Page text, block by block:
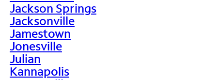
Jackson Springs
Jacksonville
Jamestown
Jonesville
Julian
Kannapolis